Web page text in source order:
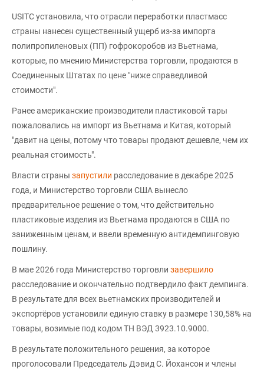
USITC установила, что отрасли переработки пластмасс
страны нанесен существенный ущерб из-за импорта
полипропиленовых (ПП) гофрокоробов из Вьетнама,
которые, по мнению Министерства торговли, продаются в
Соединенных Штатах по цене "ниже справедливой
стоимости".
Ранее американские производители пластиковой тары
пожаловались на импорт из Вьетнама и Китая, который
"давит на цены, потому что товары продают дешевле, чем их
реальная стоимость".
Власти страны запустили расследование в декабре 2025
года, и Министерство торговли США вынесло
предварительное решение о том, что действительно
пластиковые изделия из Вьетнама продаются в США по
заниженным ценам, и ввели временную антидемпинговую
пошлину.
В мае 2026 года Министерство торговли завершило
расследование и окончательно подтвердило факт демпинга.
В результате для всех вьетнамских производителей и
экспортёров установили единую ставку в размере 130,58% на
товары, возимые под кодом ТН ВЭД 3923.10.9000.
В результате положительного решения, за которое
проголосовали Председатель Дэвид С. Йохансон и члены